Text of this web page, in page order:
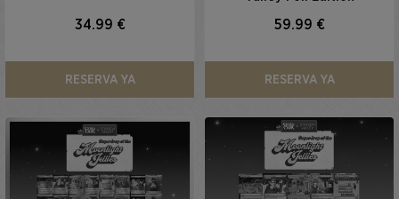
34.99 €
RESERVA YA
59.99 €
RESERVA YA